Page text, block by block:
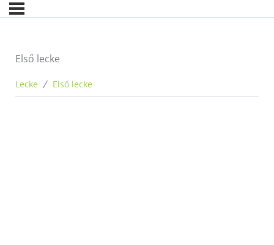
Első lecke
Lecke Első lecke